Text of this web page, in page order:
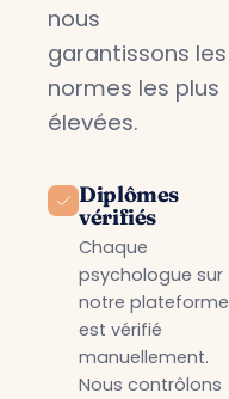
nous
garantissons les
normes les plus
élevées.
Diplômes
vérifiés
Chaque
psychologue sur
notre plateforme
est vérifié
manuellement.
Nous contrôlons